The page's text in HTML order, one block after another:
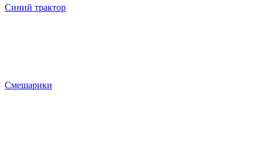
Синий трактор
Смешарики